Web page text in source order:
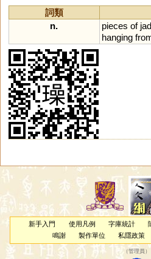
詞類
n.
pieces of
hanging
新手入門 使用凡例 字庫統計
鳴謝
製作單位 私隱政策
（管理員 ）